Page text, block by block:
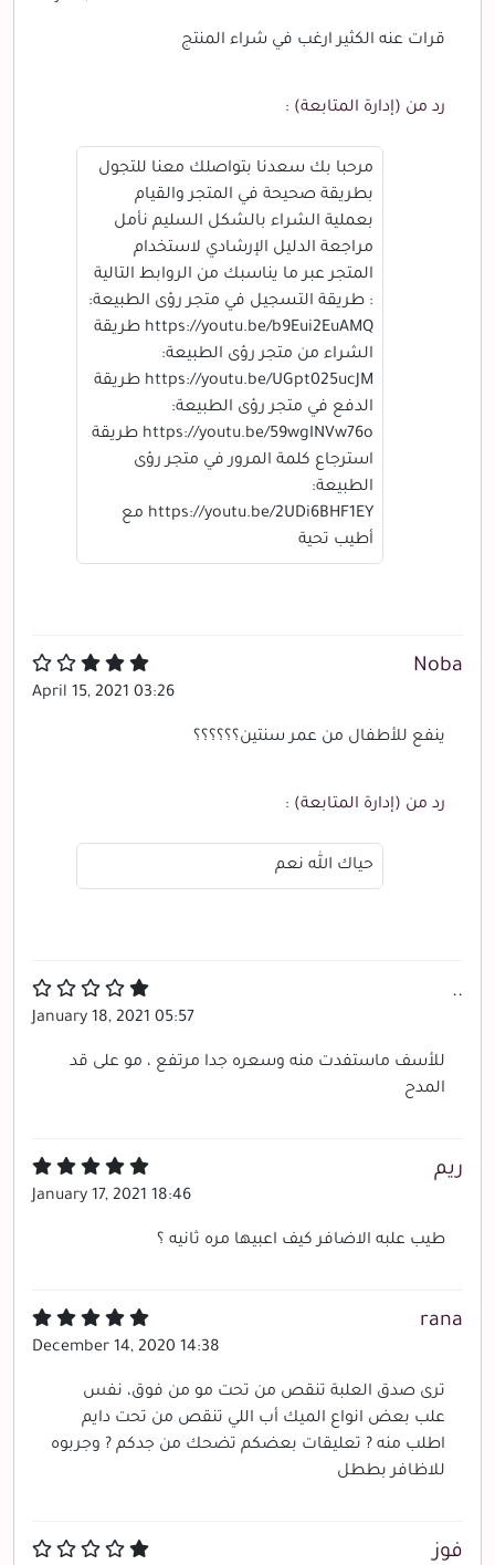
قرات عنه الكثير ارغب في شراء المنتج
رد من (إدارة المتابعة) :
مرحبا بك سعدنا بتواصلك معنا للتجول
بطريقة صحيحة في المتجر والقيام
بعملية الشراء بالشكل السليم نأمل
مراجعة الدليل الإرشادي لاستخدام
المتجر عبر ما يناسبك من الروابط التالية
: طريقة التسجيل في متجر رؤى الطبيعة:
https://youtu.be/b9Eui2EuAMQ طريقة
الشراء من متجر رؤى الطبيعة:
https://youtu.be/UGpt025ucJM طريقة
الدفع في متجر رؤى الطبيعة:
https://youtu.be/59wgINVw76o طريقة
استرجاع كلمة المرور في متجر رؤى
الطبيعة:
https://youtu.be/2UDi6BHF1EY مع
أطيب تحية
Noba
April 15, 2021 03:26
ينفع للأطفال من عمر سنتين؟؟؟؟؟؟
رد من (إدارة المتابعة) :
حياك الله نعم
..
January 18, 2021 05:57
للأسف ماستفدت منه وسعره جدا مرتفع ، مو على قد
المدح
ريم
January 17, 2021 18:46
طيب علبه الاضافر كيف اعبيها مره ثانيه ؟
rana
December 14, 2020 14:38
ترى صدق العلبة تنقص من تحت مو من فوق، نفس
علب بعض انواع الميك أب اللي تنقص من تحت دايم
اطلب منه ? تعليقات بعضكم تضحك من جدكم ? وجربوه
للاظافر بططل
فوز